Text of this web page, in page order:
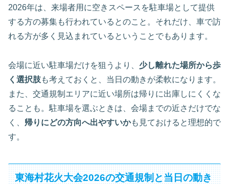
2026年は、来場者用に空きスペースを駐車場として提供
する方の募集も行われているとのこと。それだけ、車で訪
れる方が多く見込まれているということでもあります。
会場に近い駐車場だけを狙うより、 少し離れた場所から歩
く選択肢も考えておくと、当日の動きが柔軟になります。
また、交通規制エリアに近い場所は帰りに出庫しにくくな
ることも。駐車場を選ぶときは、会場までの近さだけでな
く、 帰りにどの方向へ出やすいかも見ておけると理想的で
す。
東海村花火大会2026の交通規制と当日の動き